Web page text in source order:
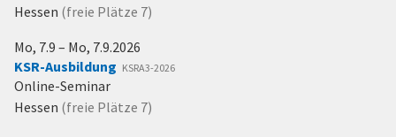
Hessen (freie Plätze 7)
Mo, 7.9 – Mo, 7.9.2026
KSR-Ausbildung KSRA3-2026
Online-Seminar
Hessen (freie Plätze 7)